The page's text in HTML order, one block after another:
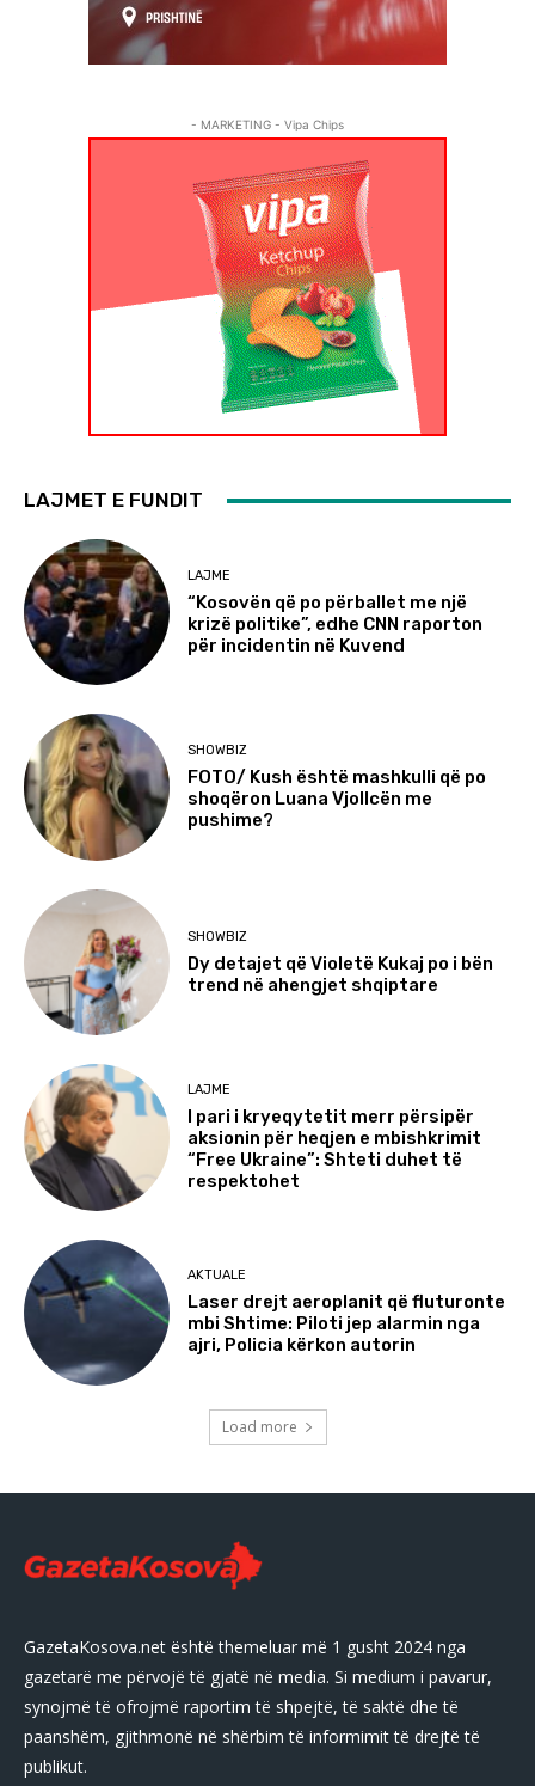
- MARKETING - Vipa Chips
LAJMET E FUNDIT
LAJME
“Kosovën që po përballet me një
krizë politike”, edhe CNN raporton
për incidentin në Kuvend
SHOWBIZ
FOTO/ Kush është mashkulli që po
shoqëron Luana Vjollcën me
pushime?
SHOWBIZ
Dy detajet që Violetë Kukaj po i bën
trend në ahengjet shqiptare
LAJME
I pari i kryeqytetit merr përsipër
aksionin për heqjen e mbishkrimit
“Free Ukraine”: Shteti duhet të
respektohet
AKTUALE
Laser drejt aeroplanit që fluturonte
mbi Shtime: Piloti jep alarmin nga
ajri, Policia kërkon autorin
Load more
GazetaKosova.net është themeluar më 1 gusht 2024 nga
gazetarë me përvojë të gjatë në media. Si medium i pavarur,
synojmë të ofrojmë raportim të shpejtë, të saktë dhe të
paanshëm, gjithmonë në shërbim të informimit të drejtë të
publikut.